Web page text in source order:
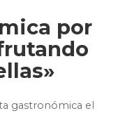
por
gastronómica el